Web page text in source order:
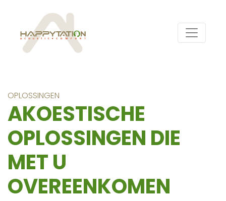
OPLOSSINGEN
AKOESTISCHE
OPLOSSINGEN DIE
MET U
OVEREENKOMEN